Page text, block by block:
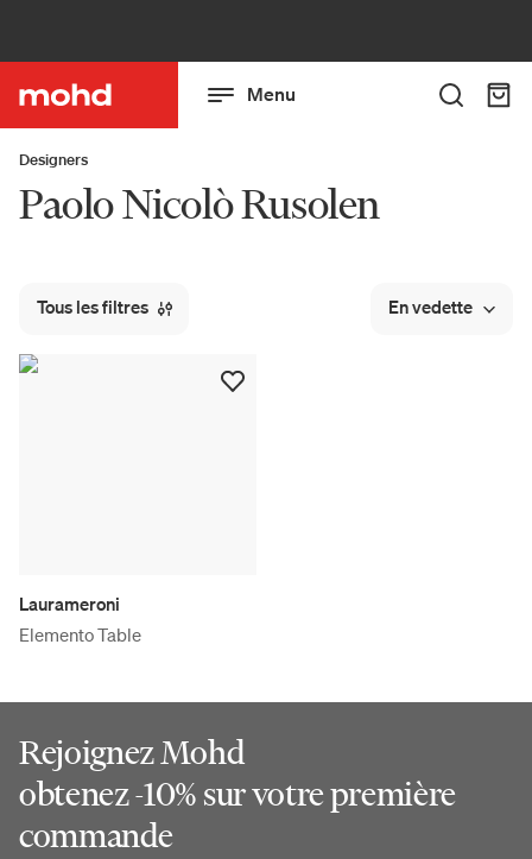
Menu
Designers
Paolo Nicolò Rusolen
Tous les filtres En vedette
Laurameroni
Elemento Table
Rejoignez Mohd
obtenez -10% sur votre première
commande